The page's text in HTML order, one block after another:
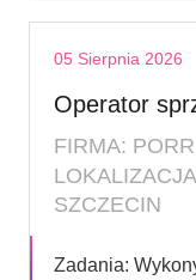
05 Sierpnia 2026
Operator
FIRMA:
SZCZECIN
Zadania: